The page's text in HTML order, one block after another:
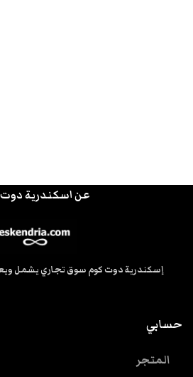
عن اسكندرية
إسكندرية دوت كوم سوق تجاري يشمل
حسابي
المتجر